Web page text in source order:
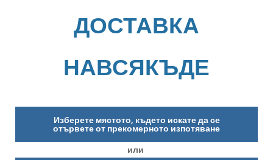
ДОСТАВКА
НАВСЯКЪДЕ
Изберете мястото, където искате да се
отървете от прекомерното изпотяване
или